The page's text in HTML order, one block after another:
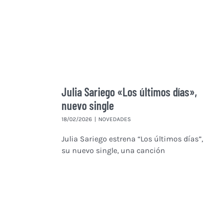
Julia Sariego «Los últimos días»,
nuevo single
18/02/2026 | NOVEDADES
Julia Sariego estrena “Los últimos días”,
su nuevo single, una canción